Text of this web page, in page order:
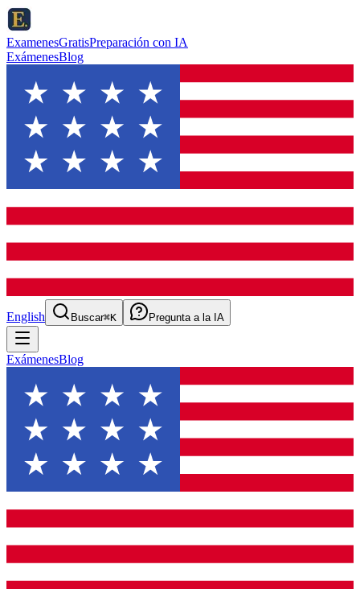
ExamenesGratisPreparación con IA
ExámenesBlog
English Buscar⌘K Pregunta a la IA
ExámenesBlog